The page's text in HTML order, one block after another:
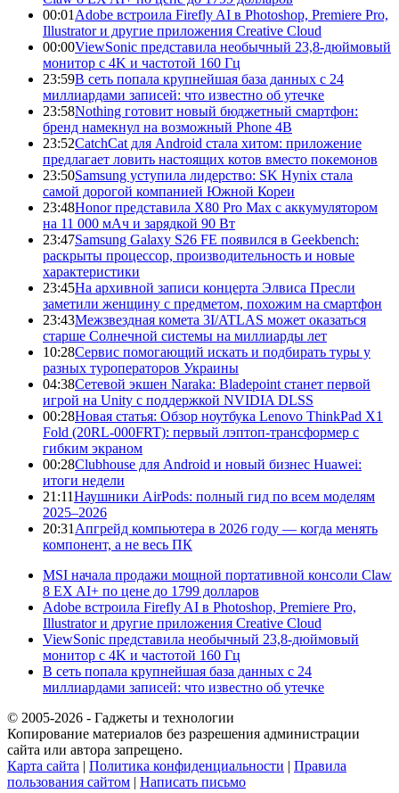
00:01 Adobe встроила Firefly AI в Photoshop, Premiere Pro,
Illustrator и другие приложения Creative Cloud
00:00ViewSonic представила необычный 23,8-дюймовый
монитор с 4K и частотой 160 Гц
23:59В сеть попала крупнейшая база данных с 24
миллиардами записей: что известно об утечке
23:58Nothing готовит новый бюджетный смартфон:
бренд намекнул на возможный Phone 4B
23:52CatchCat для Android стала хитом: приложение
предлагает ловить настоящих котов вместо покемонов
23:50Samsung уступила лидерство: SK Hynix стала
самой дорогой компанией Южной Кореи
23:48Honor представила X80 Pro Max с аккумулятором
на 11 000 мАч и зарядкой 90 Вт
23:47Samsung Galaxy S26 FE появился в Geekbench:
раскрыты процессор, производительность и новые
характеристики
23:45На архивной записи концерта Элвиса Пресли
заметили женщину с предметом, похожим на смартфон
23:43Межзвездная комета 3I/ATLAS может оказаться
старше Солнечной системы на миллиарды лет
10:28Сервис помогающий искать и подбирать туры у
разных туроператоров Украины
04:38Сетевой экшен Naraka: Bladepoint станет первой
игрой на Unity с поддержкой NVIDIA DLSS
00:28Новая статья: Обзор ноутбука Lenovo ThinkPad X1
Fold (20RL-000FRT): первый лэптоп-трансформер с
гибким экраном
00:28Clubhouse для Android и новый бизнес Huawei:
итоги недели
21:11Наушники AirPods: полный гид по всем моделям
2025–2026
20:31 Апгрейд компьютера в 2026 году — когда менять
компонент, а не весь ПК
MSI начала продажи мощной портативной консоли Claw
8 EX AI+ по цене до 1799 долларов
Adobe встроила Firefly AI в Photoshop, Premiere Pro,
Illustrator и другие приложения Creative Cloud
ViewSonic представила необычный 23,8-дюймовый
монитор с 4K и частотой 160 Гц
В сеть попала крупнейшая база данных с 24
миллиардами записей: что известно об утечке
© 2005-2026 - Гаджеты и технологии
Копирование материалов без разрешения администрации
сайта или автора запрещено.
Карта сайта | Политика конфиденциальности | Правила
пользования сайтом | Написать письмо